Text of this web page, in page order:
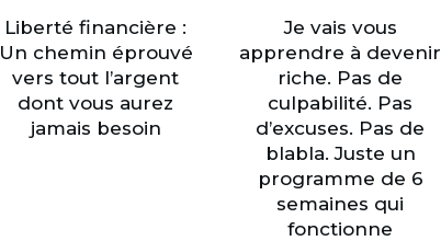
Liberté financière :
Un chemin éprouvé
vers tout l’argent
dont vous aurez
jamais besoin
Je vais vous
apprendre à devenir
riche. Pas de
culpabilité. Pas
d’excuses. Pas de
blabla. Juste un
programme de 6
semaines qui
fonctionne